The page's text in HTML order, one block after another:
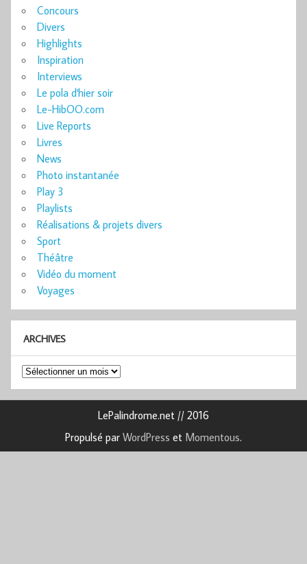
Concours
Divers
Highlights
Inspiration
Interviews
Le pola d'hier soir
Le-HibOO.com
Live Reports
Livres
News
Photo instantanée
Play 3
Playlists
Réalisations & projets divers
Sport
Théâtre
Vidéo du moment
Voyages
ARCHIVES
Archives
LePalindrome.net // 2016
Propulsé par WordPress et Momentous.